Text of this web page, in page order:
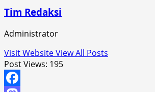
Tim Redaksi
Administrator
Visit WebsiteView All Posts
Post Views: 195